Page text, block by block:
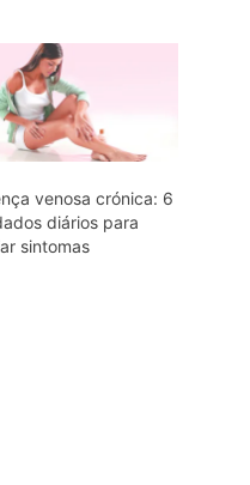
venosa crónica: 6
diários para
sintomas